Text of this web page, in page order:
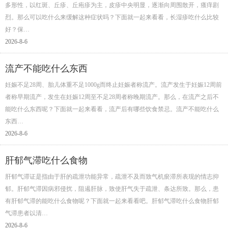
多形性，以红斑、丘疹、丘疱疹为主，皮疹中央明显，逐渐向周围散开，瘙痒剧
烈。那么可以吃什么来缓解这种症状吗？下面就一起来看看，长湿疹吃什么比较
好？保…
2026-8-6
流产不能吃什么东西
妊娠不足28周、胎儿体重不足1000g而终止妊娠者称流产。流产发生于妊娠12周前
者称早期流产，发生在妊娠12周至不足28周者称晚期流产。那么，在流产之后不
能吃什么东西呢？下面就一起来看看，流产后有哪些饮食禁忌。流产不能吃什么
东西…
2026-8-6
肝郁气滞吃什么食物
肝郁气滞证是指由于肝的疏泄功能异常，疏泄不及而致气机瘀滞所表现的情志抑
郁。肝郁气滞因病邪侵扰，阻遏肝脉，致使肝气失于疏泄、条达所致。那么，患
有肝郁气滞的能吃什么食物呢？下面就一起来看看吧。肝郁气滞吃什么食物肝郁
气滞患者以清…
2026-8-6